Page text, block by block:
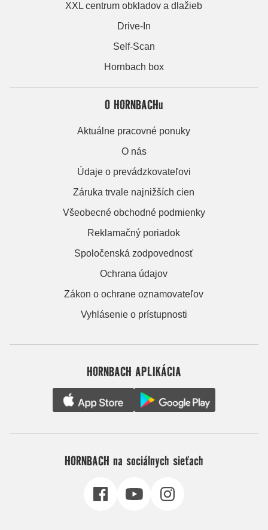
XXL centrum obkladov a dlažieb
Drive-In
Self-Scan
Hornbach box
O HORNBACHu
Aktuálne pracovné ponuky
O nás
Údaje o prevádzkovateľovi
Záruka trvale najnižších cien
Všeobecné obchodné podmienky
Reklamačný poriadok
Spoločenská zodpovednosť
Ochrana údajov
Zákon o ochrane oznamovateľov
Vyhlásenie o prístupnosti
HORNBACH APLIKÁCIA
HORNBACH na sociálnych sieťach